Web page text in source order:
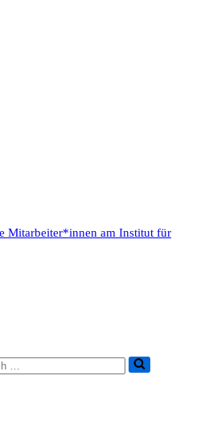
Mitarbeiter*innen am Institut für